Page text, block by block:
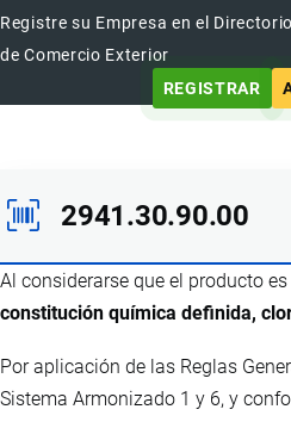
Registre su Empresa en el
de Comercio Exterior
REGISTRAR
2941.30.90.00
Al considerarse que el producto es
constitución química definida,
Por aplicación de las Reglas
Sistema Armonizado 1 y 6, y